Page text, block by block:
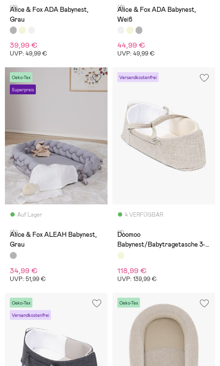
(8)
Alice & Fox ADA Babynest,
Grau
39,99 €
UVP: 49,99 €
(8)
Alice & Fox ADA Babynest,
Weiß
44,99 €
UVP: 49,99 €
Oeko-Tex
Superpreis
Auf Lager
(5)
Alice & Fox ALEAH Babynest,
Grau
34,99 €
UVP: 51,99 €
Versandkostenfrei
4 VERFÜGBAR
(1)
Doomoo
Babynest/Babytragetasche 3-
in-1, Sandfarben
118,99 €
UVP: 139,99 €
Oeko-Tex
Versandkostenfrei
Oeko-Tex